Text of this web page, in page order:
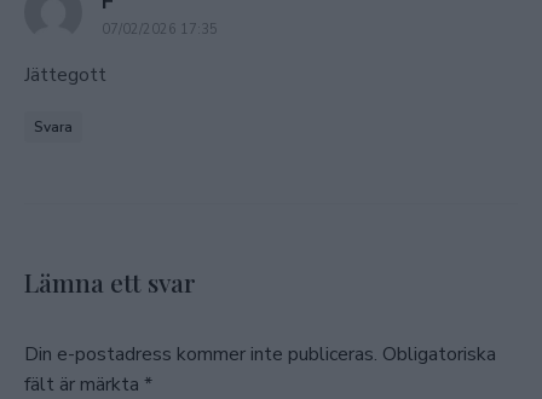
07/02/2026 17:35
Jättegott
Svara
Lämna ett svar
Din e-postadress kommer inte publiceras. Obligatoriska
fält är märkta *